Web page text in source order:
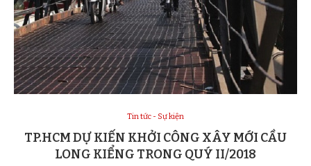
Tin tức - Sự kiện
TP.HCM DỰ KIẾN KHỞI CÔNG XÂY MỚI CẦU
LONG KIỂNG TRONG QUÝ II/2018